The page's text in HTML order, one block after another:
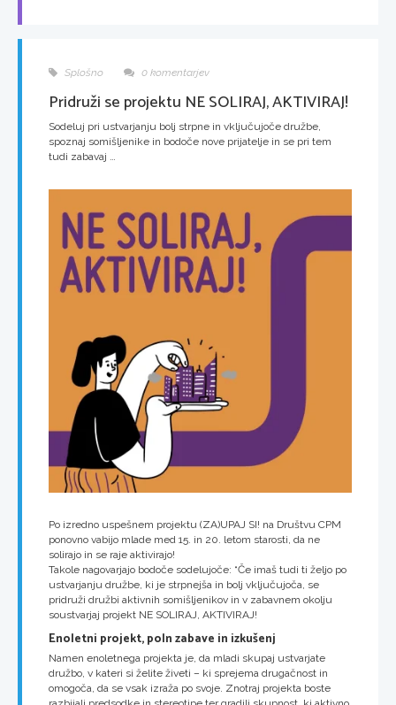
Splošno 0 komentarjev
Pridruži se projektu NE SOLIRAJ, AKTIVIRAJ!
Sodeluj pri ustvarjanju bolj strpne in vključujoče družbe,
spoznaj somišljenike in bodoče nove prijatelje in se pri tem
tudi zabavaj …
Po izredno uspešnem projektu (ZA)UPAJ SI! na Društvu CPM
ponovno vabijo mlade med 15. in 20. letom starosti, da ne
solirajo in se raje aktivirajo!
Takole nagovarjajo bodoče sodelujoče: “Če imaš tudi ti željo po
ustvarjanju družbe, ki je strpnejša in bolj vključujoča, se
pridruži družbi aktivnih somišljenikov in v zabavnem okolju
soustvarjaj projekt NE SOLIRAJ, AKTIVIRAJ!
Enoletni projekt, poln zabave in izkušenj
Namen enoletnega projekta je, da mladi skupaj ustvarjate
družbo, v kateri si želite živeti – ki sprejema drugačnost in
omogoča, da se vsak izraža po svoje. Znotraj projekta boste